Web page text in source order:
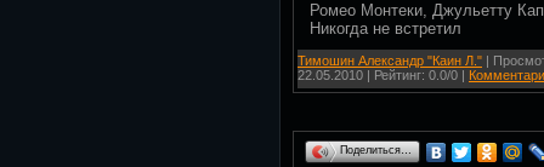
Ромео Монтеки, Джульетту
Никогда не встретил
Тимошин Александр "Каин Л." |
22.05.2010 | Рейтинг: 0.0/0 |
Поделиться…